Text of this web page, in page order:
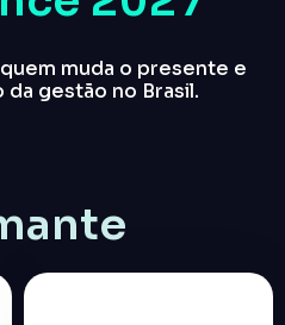
muda o presente e
gestão no Brasil.